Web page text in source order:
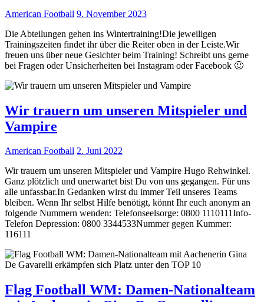
American Football 9. November 2023
Die Abteilungen gehen ins Wintertraining!Die jeweiligen
Trainingszeiten findet ihr über die Reiter oben in der Leiste.Wir
freuen uns über neue Gesichter beim Training! Schreibt uns gerne
bei Fragen oder Unsicherheiten bei Instagram oder Facebook 🙂
Wir trauern um unseren Mitspieler und
Vampire
American Football 2. Juni 2022
Wir trauern um unseren Mitspieler und Vampire Hugo Rehwinkel.
Ganz plötzlich und unerwartet bist Du von uns gegangen. Für uns
alle unfassbar.In Gedanken wirst du immer Teil unseres Teams
bleiben. Wenn Ihr selbst Hilfe benötigt, könnt Ihr euch anonym an
folgende Nummern wenden: Telefonseelsorge: 0800 1110111Info-
Telefon Depression: 0800 3344533Nummer gegen Kummer:
116111
Flag Football WM: Damen-Nationalteam